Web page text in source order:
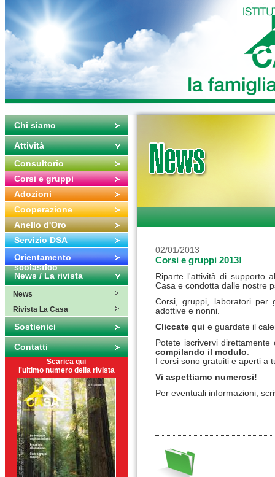
Chi siamo
Attività
Consultorio
Corsi e gruppi
Adozioni
Cooperazione
Anello d'Oro
Servizio DSA
Orientamento
scolastico
News / La rivista
News
Rivista La Casa
Sostienici
Contatti
Scarica qui
l'ultimo numero della rivista
02/01/2013
Corsi e gruppi 2013!
Riparte l'attività di supporto
Casa e condotta dalle nostre
Corsi, gruppi, laboratori per
adottive e nonni.
Cliccate qui e guardate il
Potete iscrivervi
compilando il modulo.
I corsi sono gratuiti e aperti a
Vi aspettiamo numerosi!
Per eventuali informazioni,